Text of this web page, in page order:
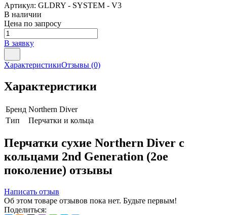
Артикул: GLDRY - SYSTEM - V3
В наличии
Цена по запросу
В заявку
ХарактеристикиОтзывы (0)
Характеристики
Бренд Northern Diver
Тип
Перчатки и кольца
Перчатки сухие Northern Diver с
кольцами 2nd Generation (2ое
поколение) отзывы
Написать отзыв
Об этом товаре отзывов пока нет. Будьте первым!
Поделиться: